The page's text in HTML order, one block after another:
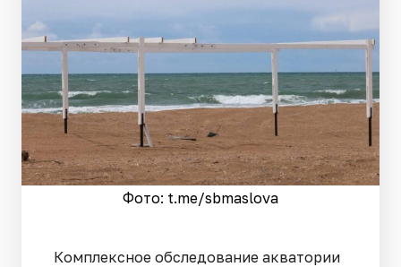
Фото: t.me/sbmaslova
Комплексное обследование акватории